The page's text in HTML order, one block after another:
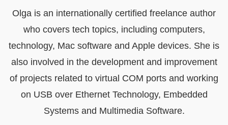
Olga is an internationally certified freelance author
who covers tech topics, including computers,
technology, Mac software and Apple devices. She is
also involved in the development and improvement
of projects related to virtual COM ports and working
on USB over Ethernet Technology, Embedded
Systems and Multimedia Software.